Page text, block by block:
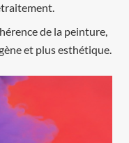
de la peinture,
et plus esthétique.